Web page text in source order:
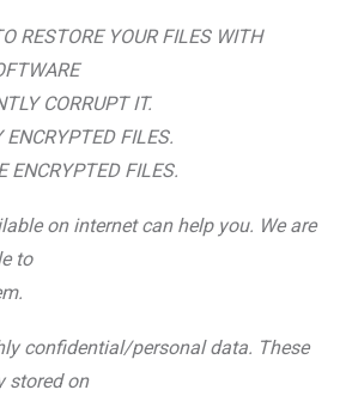
RESTORE YOUR FILES WITH
CORRUPT IT.
FILES.
ENCRYPTED FILES.
on internet can help you. We are
to
confidential/personal data. These
stored on